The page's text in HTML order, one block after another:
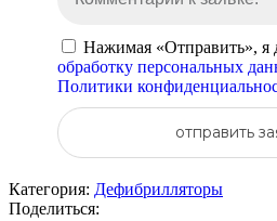
Нажимая «Отправить», я
обработку персональных
Политики
отправить
Категория: Дефибрилляторы
Поделиться: